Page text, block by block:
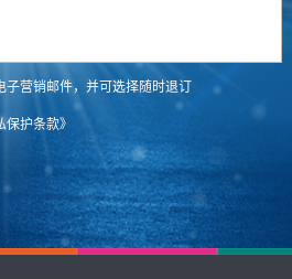
子营销邮件，并可选择随时退订
护条款》